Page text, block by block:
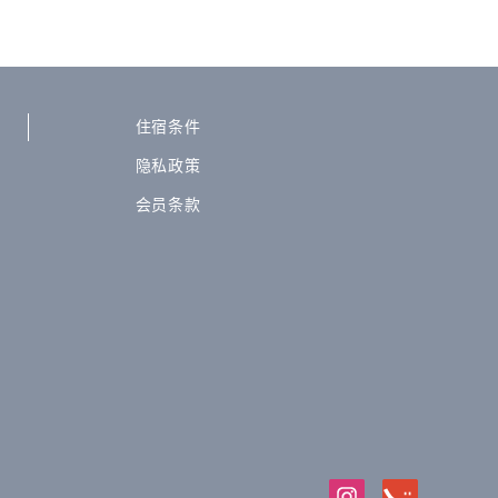
住宿条件
隐私政策
会员条款